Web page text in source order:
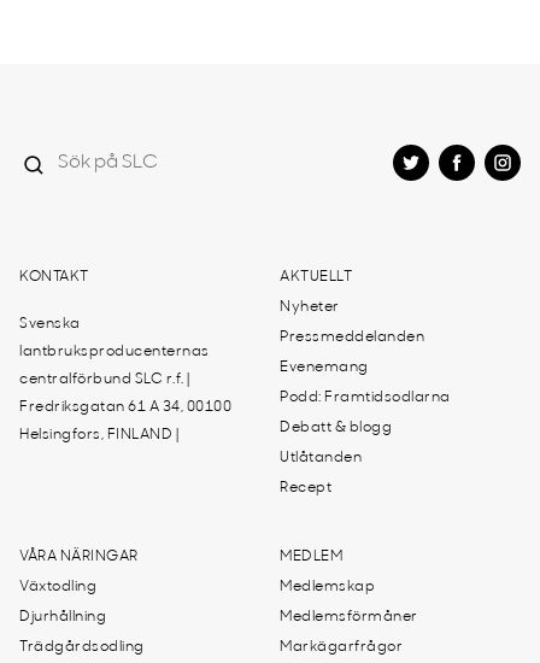
KONTAKT
Svenska
lantbruksproducenternas
centralförbund SLC r.f. |
Fredriksgatan 61 A 34, 00100
Helsingfors, FINLAND |
AKTUELLT
Nyheter
Pressmeddelanden
Evenemang
Podd: Framtidsodlarna
Debatt & blogg
Utlåtanden
Recept
VÅRA NÄRINGAR
Växtodling
Djurhållning
Trädgårdsodling
MEDLEM
Medlemskap
Medlemsförmåner
Markägarfrågor